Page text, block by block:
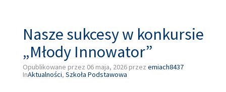
Nasze sukcesy w konkursie
„Młody Innowator”
Opublikowane przez 06 maja, 2026 przez emiach8437
InAktualności, Szkoła Podstawowa